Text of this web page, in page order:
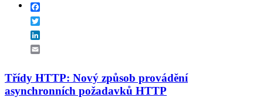
Třídy HTTP: Nový způsob provádění
asynchronních požadavků HTTP